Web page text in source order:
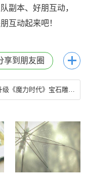
副本、好朋互动，
互动起来吧！
享到朋友圈
宝石再升级《魔力时代》宝石雕琢系统曝光-跟魔力时代很像的手游